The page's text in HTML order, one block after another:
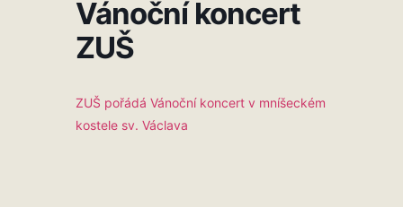
Vánoční koncert
ZUŠ
ZUŠ pořádá Vánoční koncert v mníšeckém
kostele sv. Václava